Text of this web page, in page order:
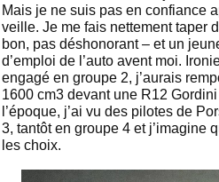
Mais je ne suis pas en confiance
veille. Je me fais nettement taper
bon, pas déshonorant – et un
d’emploi de l’auto avent moi.
engagé en groupe 2, j’aurais
1600 cm3 devant une R12 Gordini
l’époque, j’ai vu des pilotes de
3, tantôt en groupe 4 et j’imagine
les choix.